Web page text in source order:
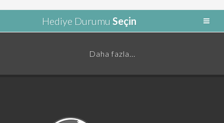
Hediye Durumu Seçin
Daha fazla...